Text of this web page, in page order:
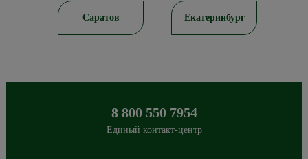
Саратов Екатеринбург
8 800 550 7954
Единый контакт-центр